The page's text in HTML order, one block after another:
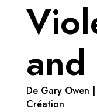
and
De Gary Owen
Création